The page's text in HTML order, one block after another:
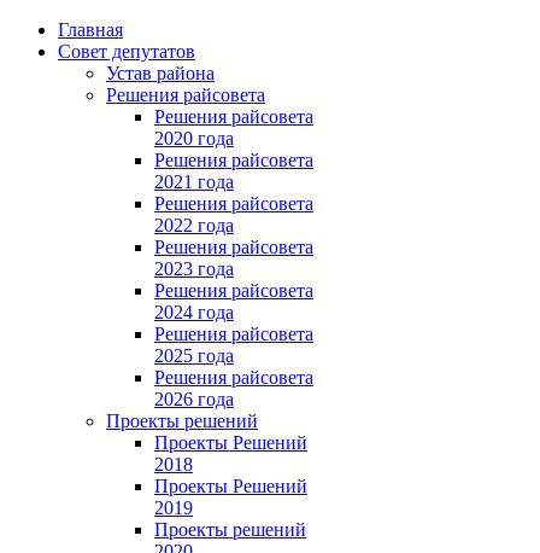
Главная
Совет депутатов
Устав района
Решения райсовета
Решения райсовета
2020 года
Решения райсовета
2021 года
Решения райсовета
2022 года
Решения райсовета
2023 года
Решения райсовета
2024 года
Решения райсовета
2025 года
Решения райсовета
2026 года
Проекты решений
Проекты Решений
2018
Проекты Решений
2019
Проекты решений